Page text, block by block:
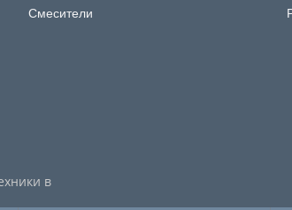
Смесители
в